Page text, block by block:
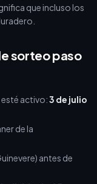
que incluso los
sorteo paso
esté activo:3 de julio
de la
antes de